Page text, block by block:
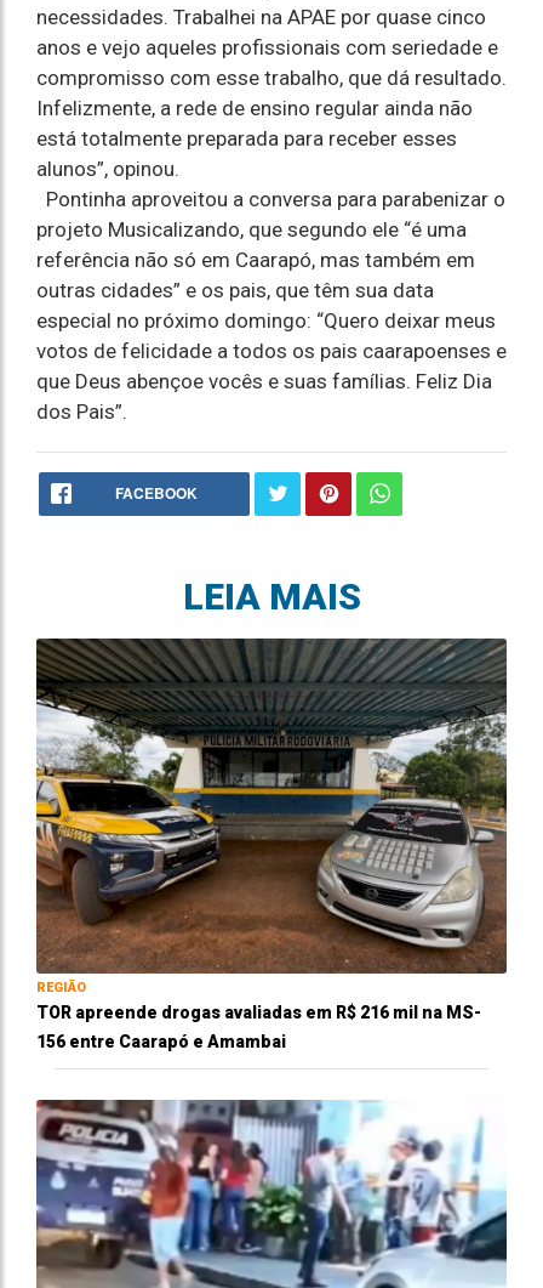
necessidades. Trabalhei na APAE por quase cinco
anos e vejo aqueles profissionais com seriedade e
compromisso com esse trabalho, que dá resultado.
Infelizmente, a rede de ensino regular ainda não
está totalmente preparada para receber esses
alunos”, opinou.
Pontinha aproveitou a conversa para parabenizar o
projeto Musicalizando, que segundo ele “é uma
referência não só em Caarapó, mas também em
outras cidades” e os pais, que têm sua data
especial no próximo domingo: “Quero deixar meus
votos de felicidade a todos os pais caarapoenses e
que Deus abençoe vocês e suas famílias. Feliz Dia
dos Pais”.
FACEBOOK
LEIA MAIS
REGIÃO
TOR apreende drogas avaliadas em R$ 216 mil na MS-
156 entre Caarapó e Amambai